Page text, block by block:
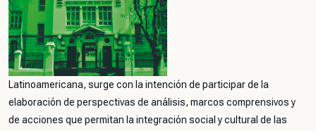
Latinoamericana, surge con la intención de participar de la
elaboración de perspectivas de análisis, marcos comprensivos y
de acciones que permitan la integración social y cultural de las